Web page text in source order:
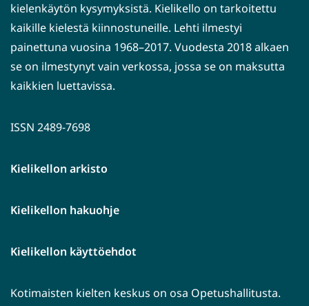
kielenkäytön kysymyksistä. Kielikello on tarkoitettu
kaikille kielestä kiinnostuneille. Lehti ilmestyi
painettuna vuosina 1968–2017. Vuodesta 2018 alkaen
se on ilmestynyt vain verkossa, jossa se on maksutta
kaikkien luettavissa.
ISSN 2489-7698
Kielikellon arkisto
Kielikellon hakuohje
Kielikellon käyttöehdot
Kotimaisten kielten keskus on osa Opetushallitusta.